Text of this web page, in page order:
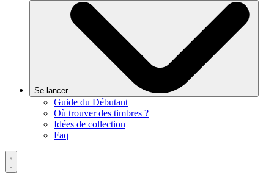
Se lancer
Guide du Débutant
Où trouver des timbres ?
Idées de collection
Faq